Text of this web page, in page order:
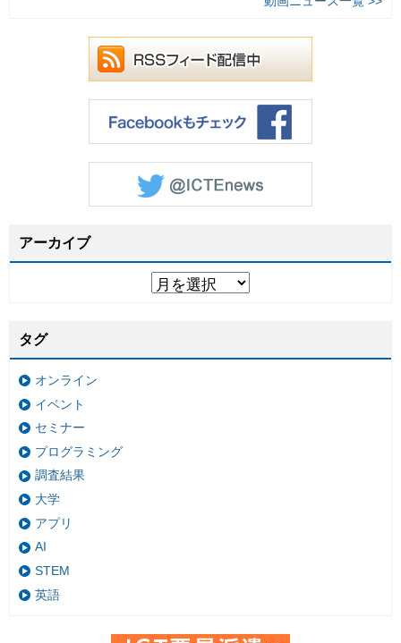
アーカイブ
タグ
オンライン
イベント
セミナー
プログラミング
調査結果
大学
アプリ
AI
STEM
英語